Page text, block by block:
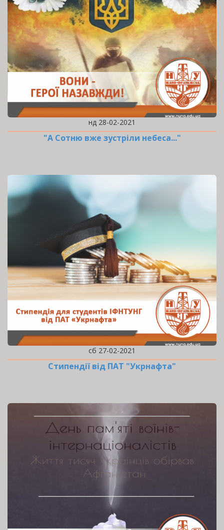
нд 28-02-2021
"А Сотню вже зустріли небеса..."
сб 27-02-2021
Стипендії від ПАТ "Укрнафта"